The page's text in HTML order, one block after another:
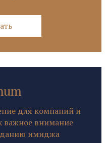
для компаний и
внимание
имиджа